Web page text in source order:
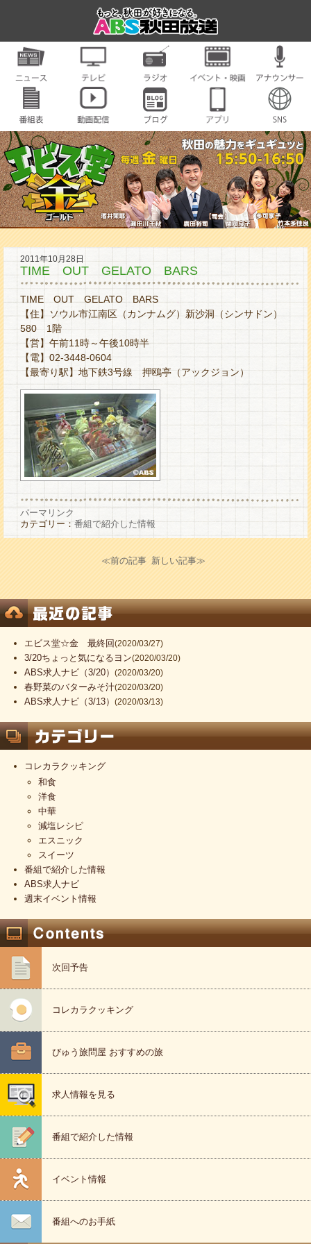
2011年10月28日
TIME OUT GELATO BARS
TIME OUT GELATO BARS
【住】ソウル市江南区（カンナムグ）新沙洞（シンサドン）
580 1階
【営】午前11時～午後10時半
【電】02-3448-0604
【最寄り駅】地下鉄3号線 押鴎亭（アックジョン）
パーマリンク
カテゴリー： 番組で紹介した情報
≪前の記事 新しい記事≫
エビス堂☆金 最終回(2020/03/27)
3/20ちょっと気になるヨン(2020/03/20)
ABS求人ナビ（3/20）(2020/03/20)
春野菜のバターみそ汁(2020/03/20)
ABS求人ナビ（3/13）(2020/03/13)
コレカラクッキング
和食
洋食
中華
減塩レシピ
エスニック
スイーツ
番組で紹介した情報
ABS求人ナビ
週末イベント情報
次回予告
コレカラクッキング
びゅう旅問屋 おすすめの旅
求人情報を見る
番組で紹介した情報
イベント情報
番組へのお手紙